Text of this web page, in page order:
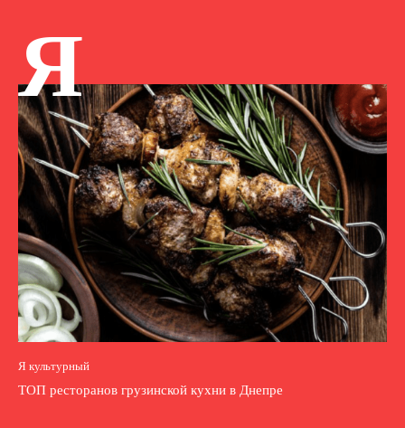
Я
Я культурный
ТОП ресторанов грузинской кухни в Днепре